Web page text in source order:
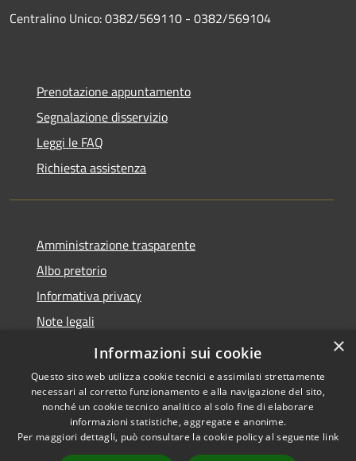
Centralino Unico: 0382/569110 - 0382/569104
Prenotazione appuntamento
Segnalazione disservizio
Leggi le FAQ
Richiesta assistenza
Amministrazione trasparente
Albo pretorio
Informativa privacy
Note legali
Dichiarazione di accessibilità
Accessibilità
Copyright © 2026 • Comune di
Linarolo • Powered by
×
Informazioni sui cookie
Questo sito web utilizza cookie tecnici e assimilati strettamente
necessari al corretto funzionamento e alla navigazione del sito,
nonché un cookie tecnico analitico al solo fine di elaborare
informazioni statistiche, aggregate e anonime.
Per maggiori dettagli, può consultare la cookie policy al seguente link